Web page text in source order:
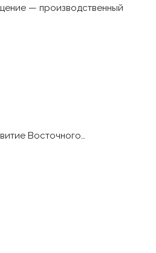
— производственный
Восточного…